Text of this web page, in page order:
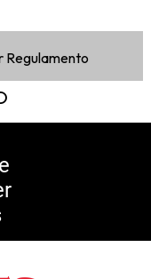
Regulamento